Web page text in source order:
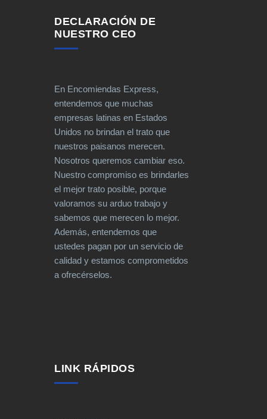
DECLARACIÓN DE
NUESTRO CEO
En Encomiendas Express,
entendemos que muchas
empresas latinas en Estados
Unidos no brindan el trato que
nuestros paisanos merecen.
Nosotros queremos cambiar eso.
Nuestro compromiso es brindarles
el mejor trato posible, porque
valoramos su arduo trabajo y
sabemos que merecen lo mejor.
Además, entendemos que
ustedes pagan por un servicio de
calidad y estamos comprometidos
a ofrecérselos.
LINK RÁPIDOS